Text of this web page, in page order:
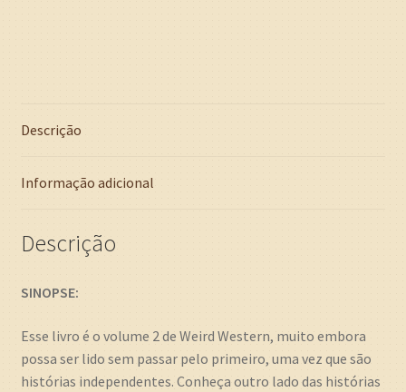
Descrição
Informação adicional
Descrição
SINOPSE:
Esse livro é o volume 2 de Weird Western, muito embora
possa ser lido sem passar pelo primeiro, uma vez que são
histórias independentes. Conheça outro lado das histórias